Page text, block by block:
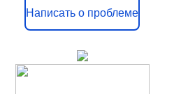
Написать о проблеме